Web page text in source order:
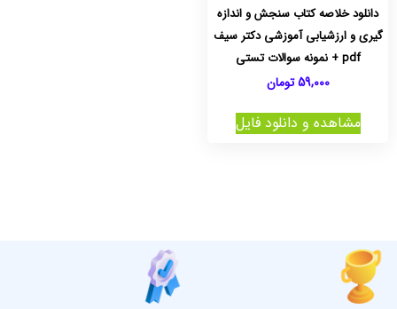
دانلود خلاصه کتاب سنجش و اندازه
گیری و ارزشیابی آموزشی دکتر سیف
pdf + نمونه سوالات تستی
59,000 تومان
مشاهده و دانلود فایل